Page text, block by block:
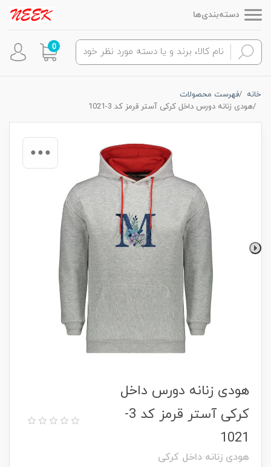
دسته‌بندی‌ها
0
خانه
فهرست محصولات
هودی زنانه دورس داخل کرکی آستر قرمز کد 3-1021
هودی زنانه دورس داخل
کرکی آستر قرمز کد 3-
1021
هودی زنانه داخل کرکی